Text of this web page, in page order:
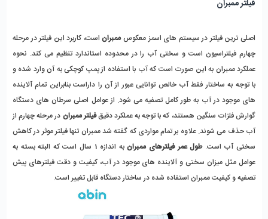
فیلتر ممبران
اصلی ترین فیلتر در سیستم های اسمز معکوسممبراناست، کاربرد این فیلتر در مرحله
چهارم فیلتراسیون است و سختی آب را در محدوده استاندارد تنظیم می کند. نحوه
عملکرد ممبران به این صورت است که آب با استفاده از پمپ کوچکی به آن وارد شده و
با توجه به ساختار فقط آب خالص توانایی عبور از آن را داراست بنابراین تمام آلاینده
های موجود در آب به طور کامل تصفیه می شود. از عوامل اصلی سرطان های دستگاه
گوارش فلزات سنگین هستند، که با توجه به عملکرد دقیقفیلترممبران در مرحله چهارم از
آب حذف می شوند. علاوه بر تمام مواردی که گفته شد ممبران تنها فیلتر موثر در کاهش
سختی آب است.طول عمر فیلترهای ممبران
به اندازه 1 سال است که البته بسته به
عوامل مثل میزان سختی و آلاینده های موجود در آب، کیفیت و دقت فیلترهای پیش
تصفیه و کیفیت ممبران استفاده شده در ساختار دستگاه قابل تغییر است.